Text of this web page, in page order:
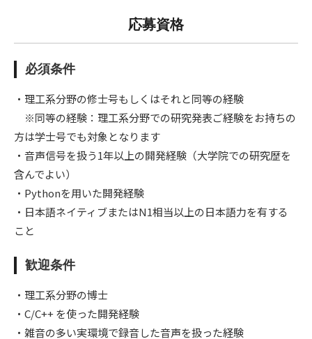
応募資格
必須条件
・理⼯系分野の修⼠号もしくはそれと同等の経験
※同等の経験：理工系分野での研究発表ご経験をお持ちの
方は学士号でも対象となります
・⾳声信号を扱う1年以上の開発経験（⼤学院での研究歴を
含んでよい）
・Pythonを用いた開発経験
・⽇本語ネイティブまたはN1相当以上の⽇本語⼒を有する
こと
歓迎条件
・理⼯系分野の博⼠
・C/C++ を使った開発経験
・雑⾳の多い実環境で録⾳した⾳声を扱った経験